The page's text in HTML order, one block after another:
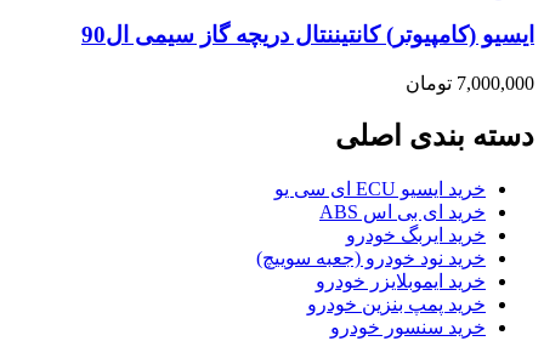
ایسیو (کامپیوتر) کانتیننتال دریچه گاز سیمی ال90
7,000,000 تومان
دسته بندی اصلی
خرید ایسیو ECU ای سی یو
خرید ای بی اس ABS
خرید ایربگ خودرو
خرید نود خودرو (جعبه سوییچ)
خرید ایموبلایزر خودرو
خرید پمپ بنزین خودرو
خرید سنسور خودرو